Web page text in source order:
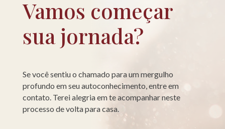
Vamos começar
sua jornada?
Se você sentiu o chamado para um mergulho
profundo em seu autoconhecimento, entre em
contato. Terei alegria em te acompanhar neste
processo de volta para casa.